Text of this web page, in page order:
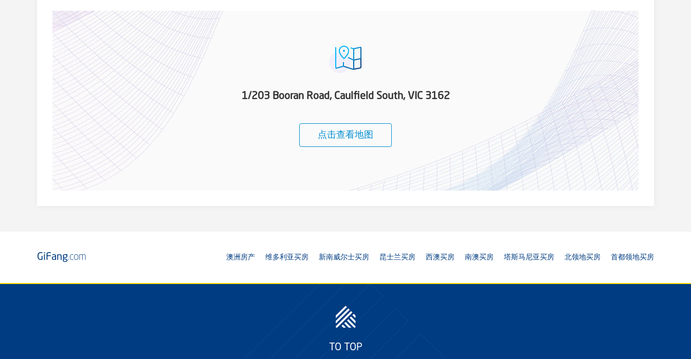
1/203 Booran Road, Caulfield South, VIC 3162
点击查看地图
GiFang.com 澳洲房产 维多利亚买房 新南威尔士买房 昆士兰买房 西澳买房 南澳买房 塔斯马尼亚买房 北领地买房 首都领地买房
TO TOP